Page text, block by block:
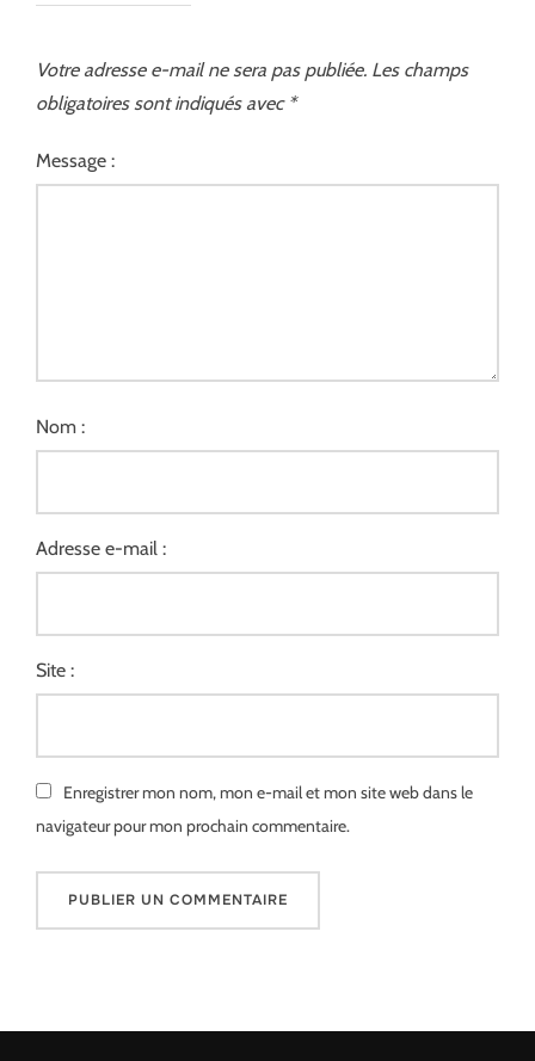
Votre adresse e-mail ne sera pas publiée. Les champs
obligatoires sont indiqués avec *
Message :
Nom :
Adresse e-mail :
Site :
Enregistrer mon nom, mon e-mail et mon site web dans le
navigateur pour mon prochain commentaire.